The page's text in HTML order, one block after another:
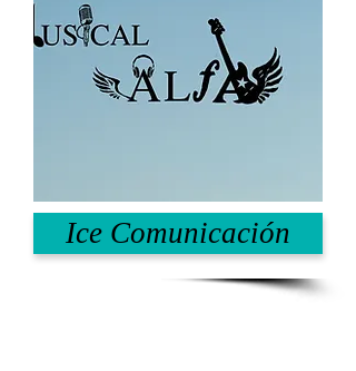
Ice Comunicación